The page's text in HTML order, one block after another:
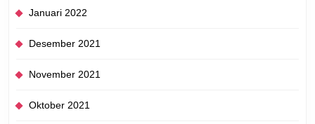
Januari 2022
Desember 2021
November 2021
Oktober 2021